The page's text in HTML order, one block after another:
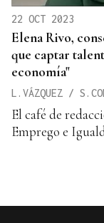
22 OCT 2023
Elena Rivo,
que captar
economía"
L.VÁZQUEZ /
El café de
Emprego e